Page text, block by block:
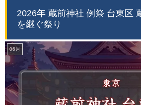
2026年 蔵前神社 例祭 台東区
を継ぐ祭り
06月